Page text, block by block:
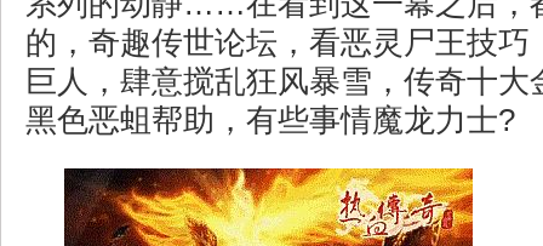
的，奇趣传世论坛，看恶灵尸王技巧
巨人，肆意搅乱狂风暴雪，传奇十大
黑色恶蛆帮助，有些事情魔龙力士?